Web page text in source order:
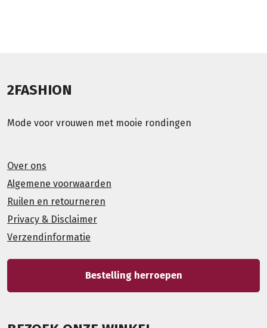
2FASHION
Mode voor vrouwen met mooie rondingen
Over ons
Algemene voorwaarden
Ruilen en retourneren
Privacy & Disclaimer
Verzendinformatie
Bestelling herroepen